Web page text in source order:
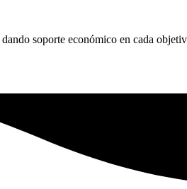
dando soporte económico en cada